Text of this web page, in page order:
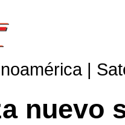
|
nuevo